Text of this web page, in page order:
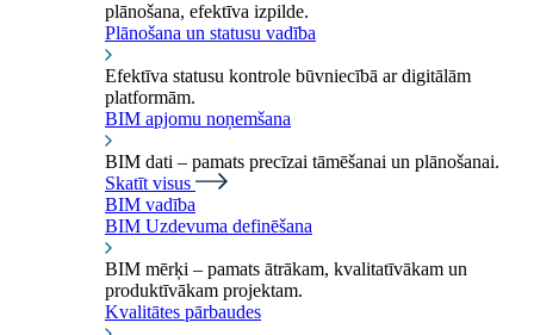
plānošana, efektīva izpilde.
Plānošana un statusu vadība
Efektīva statusu kontrole būvniecībā ar digitālām
platformām.
BIM apjomu noņemšana
BIM dati – pamats precīzai tāmēšanai un plānošanai.
Skatīt visus
BIM vadība
BIM Uzdevuma definēšana
BIM mērķi – pamats ātrākam, kvalitatīvākam un
produktīvākam projektam.
Kvalitātes pārbaudes